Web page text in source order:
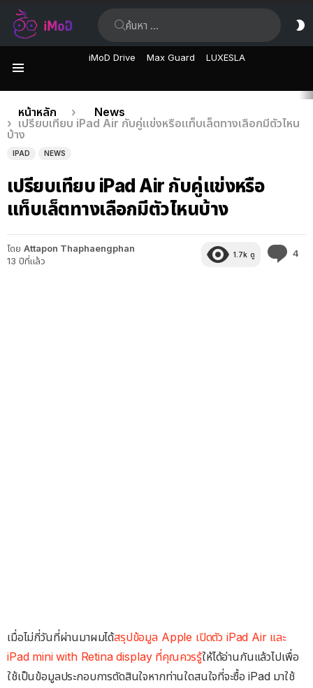
iMoD Drive Max Guard LUXESLA
เรื่อง
ล่าสุด
คุณอยู่ที่นี่:
หน้าหลัก
News
เปรียบเทียบ iPad Air กับคู่แข่งหรือแท็บเล็ตทางเลือกมีตัวไหน
บ้าง
IPAD NEWS
เปรียบเทียบ iPad Air กับคู่แข่งหรือ
แท็บเล็ตทางเลือกมีตัวไหนบ้าง
โดย Attapon Thaphaengphan
13 ปีที่แล้ว
1.7k ดู 4
เมื่อไม่กี่วันที่ผ่านมาผมได้สรุปข้อมูล Apple เปิดตัว iPad Air และ
iPad mini with Retina display ที่คุณควรรู้ให้ได้อ่านกันแล้วไปเพื่อ
ใช้เป็นข้อมูลประกอบการตัดสินใจหากท่านใดสนใจที่จะซื้อ iPad มาใช้